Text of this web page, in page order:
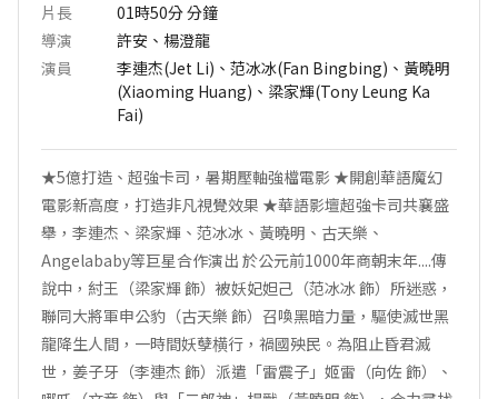
片長
01時50分分鐘
導演
許安、楊澄龍
演員
李連杰(Jet Li)、范冰冰(Fan Bingbing)、黃曉明
(Xiaoming Huang)、梁家輝(Tony Leung Ka
Fai)
★5億打造、超強卡司，暑期壓軸強檔電影 ★開創華語魔幻
電影新高度，打造非凡視覺效果 ★華語影壇超強卡司共襄盛
舉，李連杰、梁家輝、范冰冰、黃曉明、古天樂、
Angelababy等巨星合作演出 於公元前1000年商朝末年....傳
說中，紂王（梁家輝 飾）被妖妃妲己（范冰冰 飾）所迷惑，
聯同大將軍申公豹（古天樂 飾）召喚黑暗力量，驅使滅世黑
龍降生人間，一時間妖孽横行，禍國殃民。為阻止昏君滅
世，姜子牙（李連杰 飾）派遣「雷震子」姬雷（向佐 飾）、